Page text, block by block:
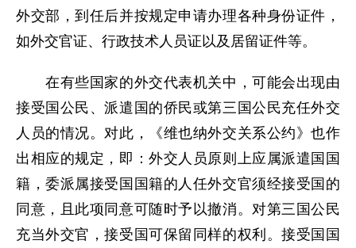
外交部，到任后并按规定申请办理各种身份证件，
如外交官证、行政技术人员证以及居留证件等。
在有些国家的外交代表机关中，可能会出现由
接受国公民、派遣国的侨民或第三国公民充任外交
人员的情况。对此，《维也纳外交关系公约》也作
出相应的规定，即：外交人员原则上应属派遣国国
籍，委派属接受国国籍的人任外交官须经接受国的
同意，且此项同意可随时予以撤消。对第三国公民
充当外交官，接受国可保留同样的权利。接受国国